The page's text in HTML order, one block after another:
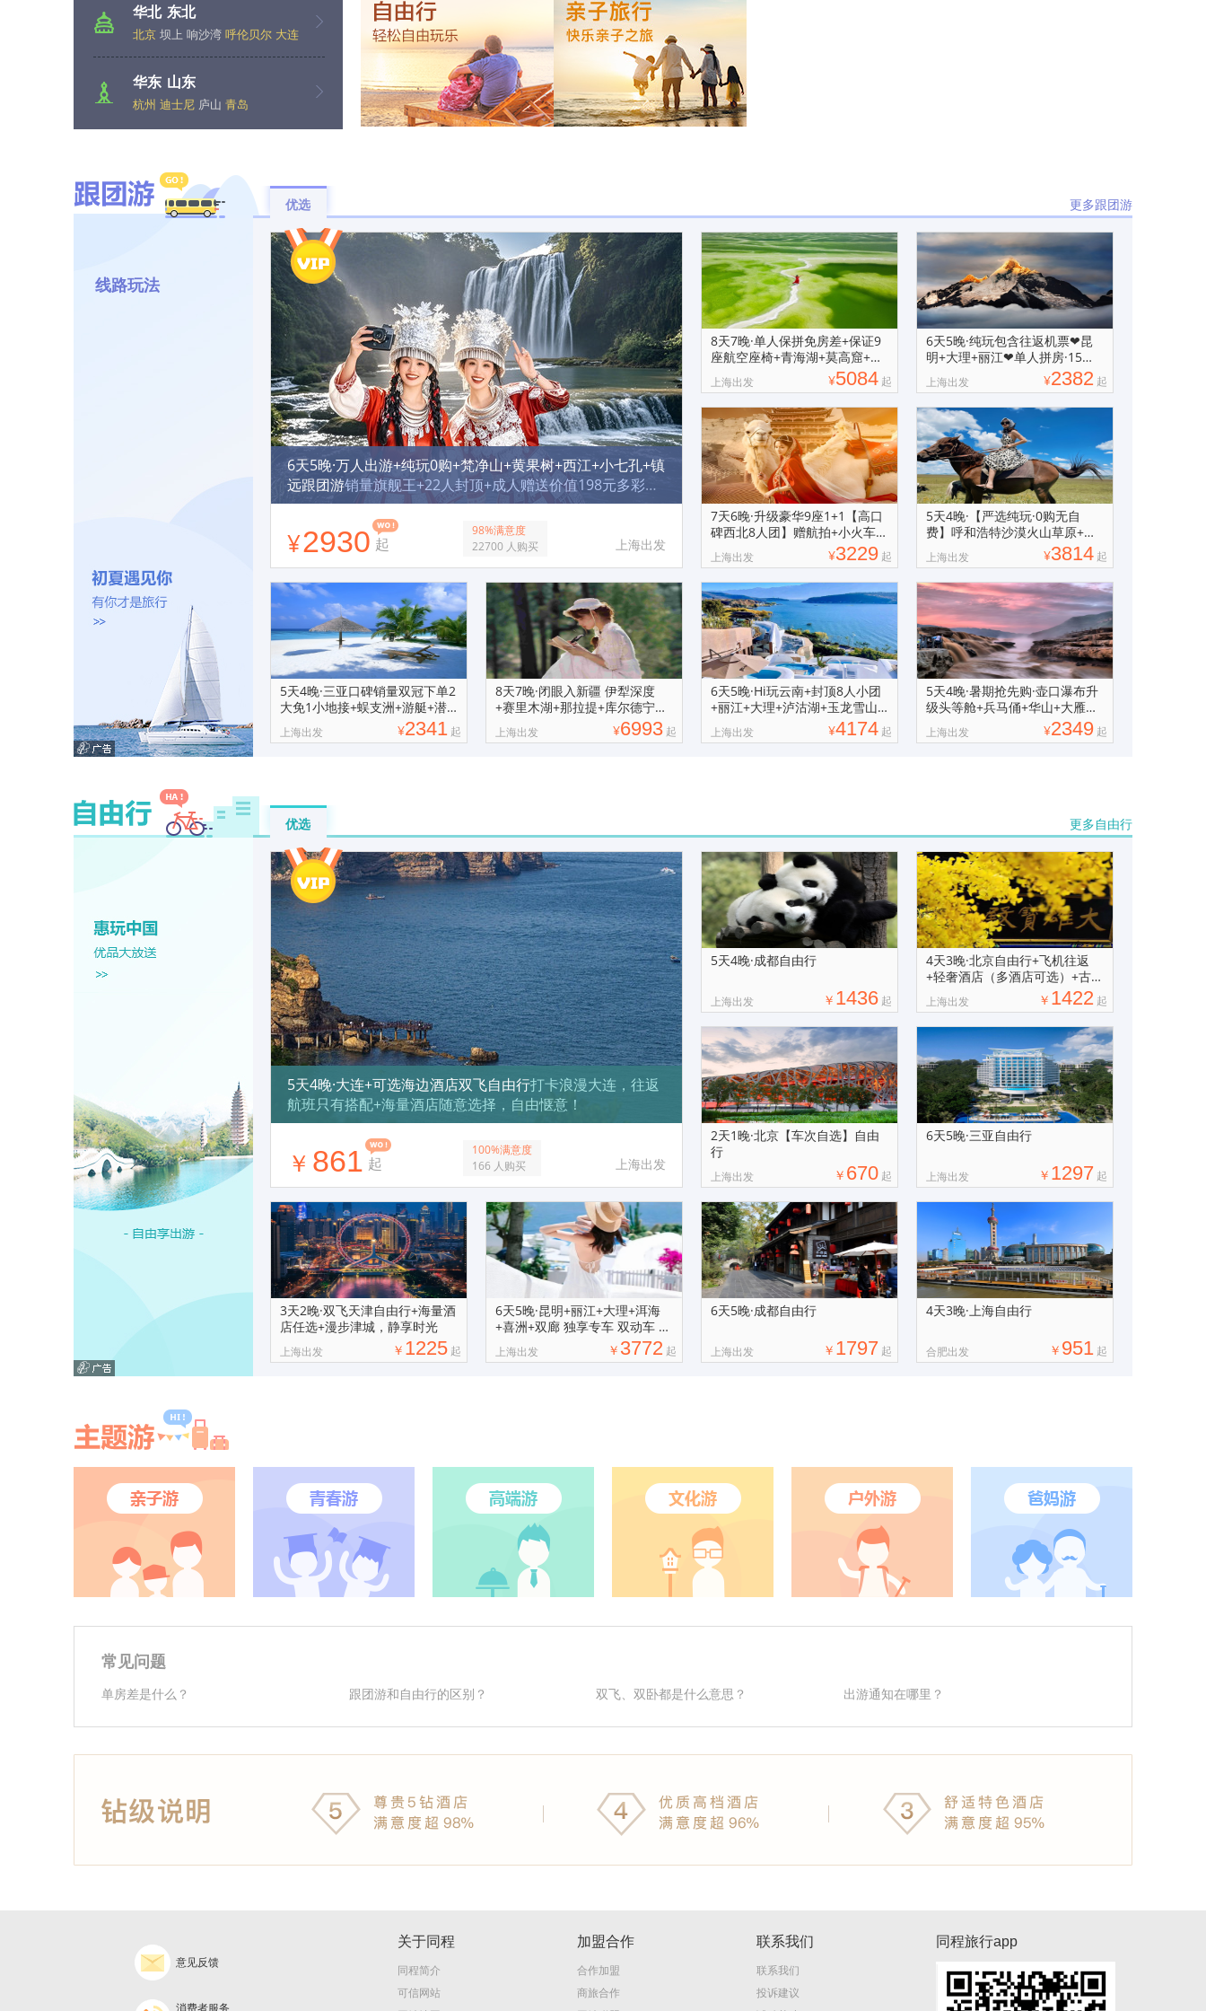
华北 东北
北京 坝上 响沙湾 呼伦贝尔 大连
伊春 五大连池
华东 山东
杭州 迪士尼 庐山 青岛
优选 更多跟团游
线路玩法
6天5晚·万人出游+纯玩0购+梵净山+黄果树+西江+小七孔+镇
远跟团游销量旗舰王+22人封顶+成人赠送价值198元多彩贵
州风表演 3晚4钻酒店+西江&镇远双客栈观双夜景 2+1陆地
头等舱+24H专车接送
¥2930 起
98%满意度
22700 人购买
上海出发
8天7晚·单人保拼免房差+保证9
座航空座椅+青海湖+莫高窟+丹
霞拼小团
上海出发 ¥5084 起
6天5晚·纯玩包含往返机票❤昆
明+大理+丽江❤单人拼房·15人
小团可选
上海出发 ¥2382 起
7天6晚·升级豪华9座1+1【高口
碑西北8人团】赠航拍+小火车
+骑骆驼
上海出发 ¥3229 起
5天4晚·【严选纯玩·0购无自
费】呼和浩特沙漠火山草原+诈
马宴+响沙湾
上海出发 ¥3814 起
5天4晚·三亚口碑销量双冠下单2
大免1小地接+蜈支洲+游艇+潜
水私家团
上海出发 ¥2341 起
8天7晚·闭眼入新疆 伊犁深度
+赛里木湖+那拉提+库尔德宁
+夏塔+独库
上海出发 ¥6993 起
6天5晚·Hi玩云南+封顶8人小团
+丽江+大理+泸沽湖+玉龙雪山
+洱海
上海出发 ¥4174 起
5天4晚·暑期抢先购·壶口瀑布升
级头等舱+兵马俑+华山+大雁塔
跟团游
上海出发 ¥2349 起
优选 更多自由行
5天4晚·大连+可选海边酒店双飞自由行打卡浪漫大连，往返
航班只有搭配+海量酒店随意选择，自由惬意！
￥ 861 起
100%满意度
166 人购买
上海出发
5天4晚·成都自由行
上海出发 ￥ 1436 起
4天3晚·北京自由行+飞机往返
+轻奢酒店（多酒店可选）+古都
慢韵
上海出发 ￥ 1422 起
2天1晚·北京【车次自选】自由
行
上海出发 ￥ 670 起
6天5晚·三亚自由行
上海出发 ￥ 1297 起
3天2晚·双飞天津自由行+海量酒
店任选+漫步津城，静享时光
上海出发 ￥ 1225 起
6天5晚·昆明+丽江+大理+洱海
+喜洲+双廊 独享专车 双动车 自
由行
上海出发 ￥ 3772 起
6天5晚·成都自由行
上海出发 ￥ 1797 起
4天3晚·上海自由行
合肥出发 ￥ 951 起
常见问题
单房差是什么？ 跟团游和自由行的区别？ 双飞、双卧都是什么意思？ 出游通知在哪里？
意见反馈
消费者服务
关于同程
同程简介
可信网站
加盟合作
合作加盟
商旅合作
联系我们
联系我们
投诉建议
同程旅行app